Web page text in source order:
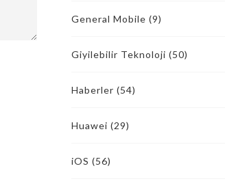
General Mobile (9)
Giyilebilir Teknoloji (50)
Haberler (54)
Huawei (29)
iOS (56)